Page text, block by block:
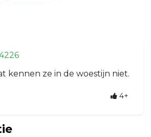
kennen ze in de woestijn niet.
4+